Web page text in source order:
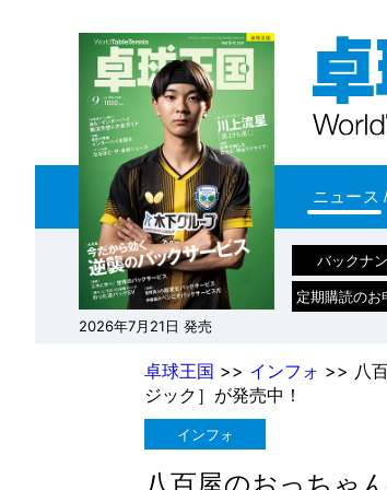
ニュース /
2026年7月21日 発売
バックナ
定期購読のお
卓球王国 >> インフォ >> 八
ジック］が発売中！
インフォ